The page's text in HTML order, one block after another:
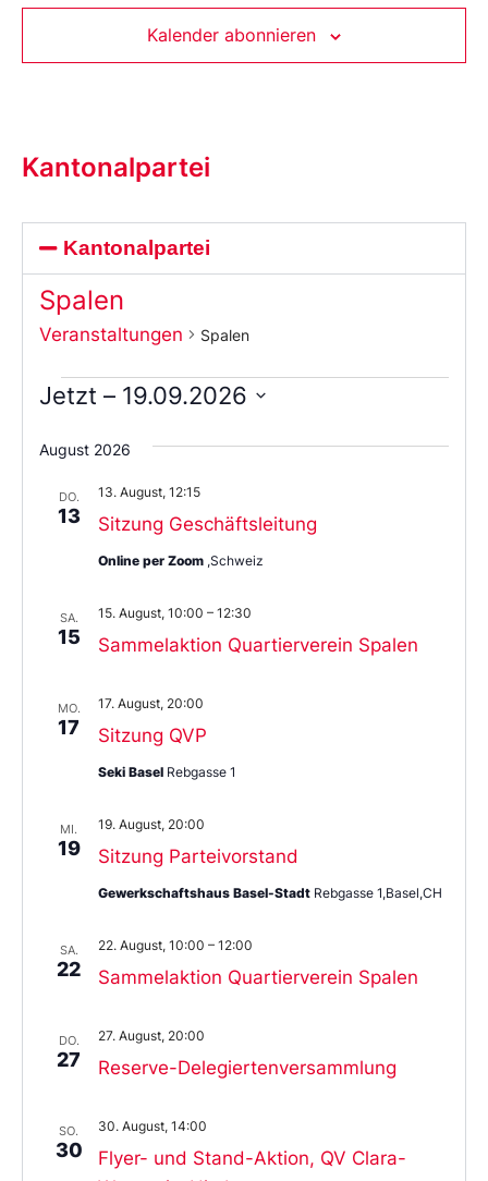
Kalender abonnieren
Kantonalpartei
Kantonalpartei
Spalen
Veranstaltungen Spalen
Jetzt – 19.09.2026
Sie
das
aus.
August 2026
DO.
13 Sitzung Geschäftsleitung
13. August, 12:15
Online per Zoom ,Schweiz
SA.
15 Sammelaktion Quartierverein Spalen
15. August, 10:00 – 12:30
MO.
17 Sitzung QVP
17. August, 20:00
Seki Basel Rebgasse 1
MI.
19 Sitzung Parteivorstand
19. August, 20:00
Gewerkschaftshaus Basel-Stadt Rebgasse 1,Basel,CH
SA.
22 Sammelaktion Quartierverein Spalen
22. August, 10:00 – 12:00
DO.
27 Reserve-Delegiertenversammlung
27. August, 20:00
SO.
30
Flyer- und Stand-Aktion, QV Clara-
30. August, 14:00